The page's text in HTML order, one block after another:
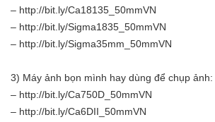
– http://bit.ly/Ca18135_50mmVN
– http://bit.ly/Sigma1835_50mmVN
– http://bit.ly/Sigma35mm_50mmVN
3) Máy ảnh bọn mình hay dùng để chụp ảnh:
– http://bit.ly/Ca750D_50mmVN
– http://bit.ly/Ca6DII_50mmVN